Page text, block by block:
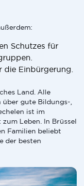
Schutzes für
die Einbürgerung.
Land. Alle
gute Bildungs-,
ist im
Leben. In Brüssel
Familien beliebt
der besten